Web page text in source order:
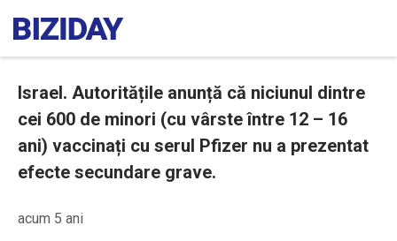
Israel. Autoritățile anunță că niciunul dintre
cei 600 de minori (cu vârste între 12 – 16
ani) vaccinați cu serul Pfizer nu a prezentat
efecte secundare grave.
acum 5 ani